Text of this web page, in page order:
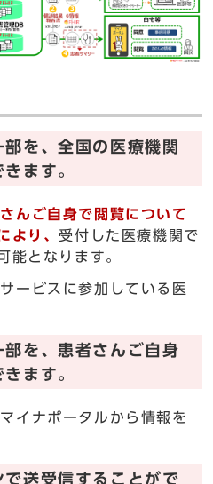
を、全国の医療機関
ます。
んご自身で閲覧について
より、 受付した医療機関で
能となります。
ービスに参加している医
を、患者さんご自身
ます。
イナポータルから情報を
送受信することがで